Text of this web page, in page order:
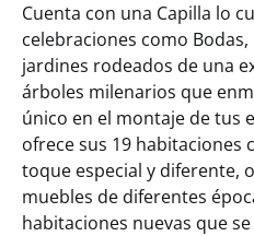
Cuenta con una Capilla lo
celebraciones como
jardines rodeados de una
árboles milenarios que
único en el montaje de tus
ofrece sus 19 habitaciones
toque especial y diferente,
muebles de diferentes
habitaciones nuevas que